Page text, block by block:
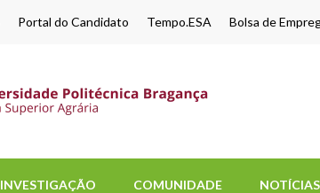
Portal do Candidato Tempo.ESA Bolsa de
INVESTIGAÇÃO COMUNIDADE